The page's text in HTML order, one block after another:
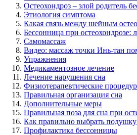
Остеохондроз – злой родитель
Этиология симптома
Какая связь между шейным
Бессонница при остеохондрозе:
Самомассаж
Видео: массаж точки Инь-тан
Упражнения
Медикаментозное лечение
Лечение нарушения сна
Физиотерапевтические
Правильная организация сна
Дополнительные меры
Правильная поза для сна при
Как правильно выбрать
Профилактика бессонницы